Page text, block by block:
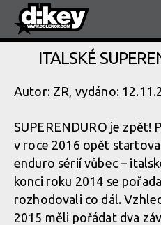
ITALSKÉ
Autor: ZR, vydáno:
SUPERENDURO je zpět!
v roce 2016 opět
enduro sérií vůbec –
konci roku 2014 se
rozhodovali co dál.
2015 měli pořádat dva